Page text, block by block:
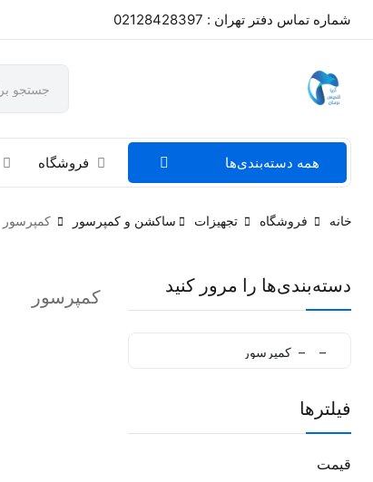
شماره تماس دفتر تهران : 02128428397
همه دسته‌بندی‌ها فروشگاه
خانه فروشگاه تجهیزات ساکشن و کمپرسور کمپرسور
دسته‌بندی‌ها را مرور کنید
فیلترها
قیمت
کمپرسور